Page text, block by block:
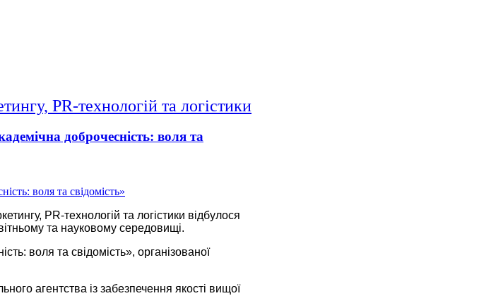
PR-технологій та логістики
доброчесність: воля та
PR-технологій та логістики відбулося
та науковому середовищі.
воля та свідомість», організованої
агентства із забезпечення якості вищої